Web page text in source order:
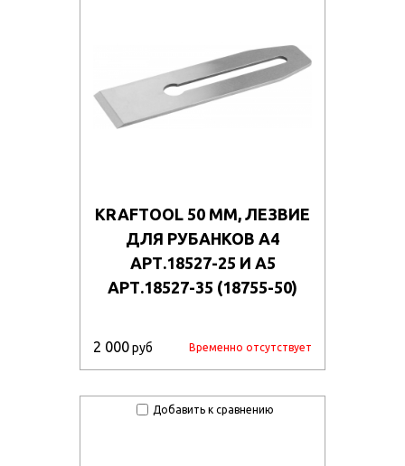
KRAFTOOL 50 ММ, ЛЕЗВИЕ
ДЛЯ РУБАНКОВ A4
АРТ.18527-25 И A5
АРТ.18527-35 (18755-50)
2 000руб Временно отсутствует
Добавить к сравнению